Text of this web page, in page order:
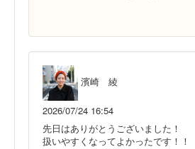
濱崎 綾
2026/07/24 16:54
先日はありがとうございました！
扱いやすくなってよかったです！！